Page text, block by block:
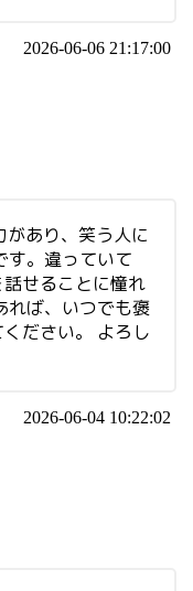
2026-06-06 21:17:00
あり、笑う人に
す。違っていて
せることに憧れ
れば、いつでも褒
ださい。 よろし
2026-06-04 10:22:02